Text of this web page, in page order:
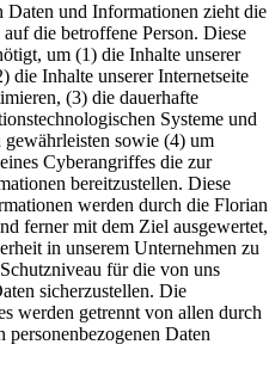
Daten und Informationen zieht die
die betroffene Person. Diese
um (1) die Inhalte unserer
die Inhalte unserer Internetseite
(3) die dauerhafte
Systeme und
gewährleisten sowie (4) um
Cyberangriffes die zur
bereitzustellen. Diese
werden durch die Florian
ferner mit dem Ziel ausgewertet,
in unserem Unternehmen zu
für die von uns
sicherzustellen. Die
werden getrennt von allen durch
personenbezogenen Daten